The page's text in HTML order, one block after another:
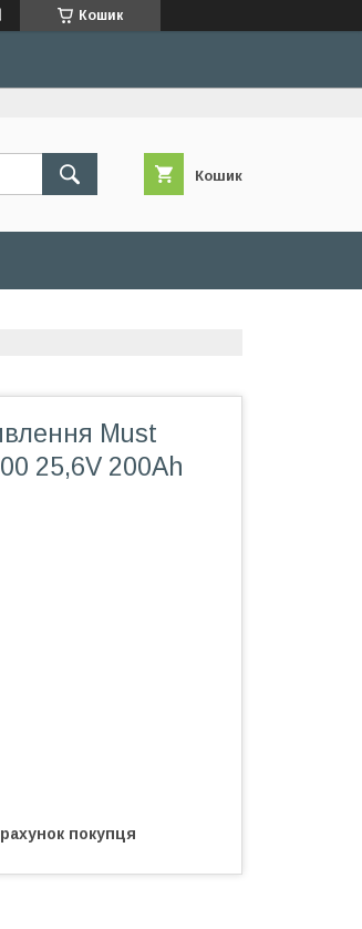
Кошик
Кошик
Must
25,6V 200Ah
покупця